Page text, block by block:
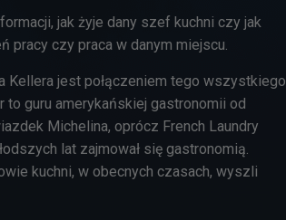
jak żyje dany szef kuchni czy jak
pracy czy praca w danym miejscu.
Kellera jest połączeniem tego wszystkiego
to guru amerykańskiej gastronomii od
Michelina, oprócz French Laundry
lat zajmował się gastronomią.
kuchni, w obecnych czasach, wyszli